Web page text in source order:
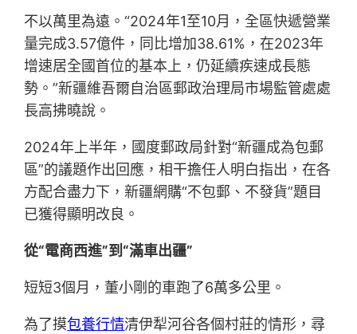
不以萬里為遠。“2024年1至10月，全區快遞營業
量完成3.57億件，同比增加38.61%，在2023年
增速居全國首位的基本上，仍延續疾速成長態
勢。”新疆維吾爾自治區郵政治理局市場監管處處
長高拂曉說。
2024年上半年，國度郵政局針對“新疆成為包郵
區”的議題作出回應，相干擔任人明白指出，在各
方配合盡力下，新疆網購“不包郵、不發貨”題目
已獲得顯明改良。
從“電商西進”到“滿車出疆”
短短3個月，董小剛的車跑了6萬多公里。
為了摸包養行情清伊犁河谷各個村莊的情形，尋